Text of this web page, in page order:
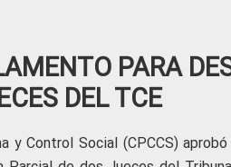
PARA
DEL TCE
y Control Social (CPCCS)